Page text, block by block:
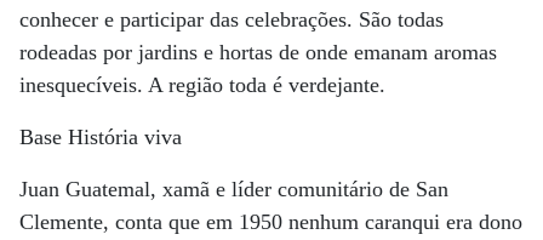
conhecer e participar das celebrações. São todas
rodeadas por jardins e hortas de onde emanam aromas
inesquecíveis. A região toda é verdejante.
Base História viva
Juan Guatemal, xamã e líder comunitário de San
Clemente, conta que em 1950 nenhum caranqui era dono